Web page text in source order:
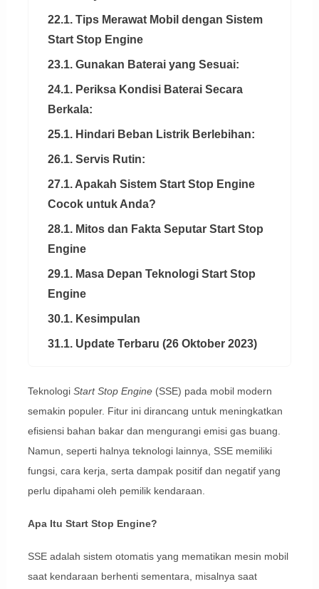
22.1. Tips Merawat Mobil dengan Sistem
Start Stop Engine
23.1. Gunakan Baterai yang Sesuai:
24.1. Periksa Kondisi Baterai Secara
Berkala:
25.1. Hindari Beban Listrik Berlebihan:
26.1. Servis Rutin:
27.1. Apakah Sistem Start Stop Engine
Cocok untuk Anda?
28.1. Mitos dan Fakta Seputar Start Stop
Engine
29.1. Masa Depan Teknologi Start Stop
Engine
30.1. Kesimpulan
31.1. Update Terbaru (26 Oktober 2023)
Teknologi Start Stop Engine(SSE) pada mobil modern
semakin populer. Fitur ini dirancang untuk meningkatkan
efisiensi bahan bakar dan mengurangi emisi gas buang.
Namun, seperti halnya teknologi lainnya, SSE memiliki
fungsi, cara kerja, serta dampak positif dan negatif yang
perlu dipahami oleh pemilik kendaraan.
Apa Itu Start Stop Engine?
SSE adalah sistem otomatis yang mematikan mesin mobil
saat kendaraan berhenti sementara, misalnya saat